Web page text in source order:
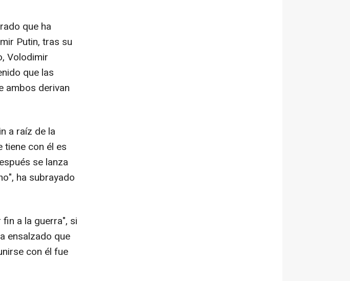
que ha
Putin, tras su
Volodimir
que las
ambos derivan
a raíz de la
tiene con él es
se lanza
ha subrayado
a la guerra", si
ensalzado que
con él fue